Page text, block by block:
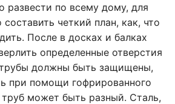
развести по всему дому, для
четкий план, как, что
После в досках и балках
определенные отверстия
трубы должны быть защищены,
при помощи гофрированного
может быть разный. Сталь,